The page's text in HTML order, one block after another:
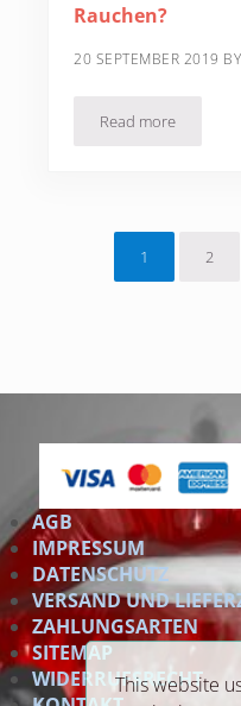
This website
Rauchen?
20 SEPTEMBER 2019 BY
Read moreIst Dampfen
Seite
1 Seite
2
AGB
IMPRESSUM
DATENSCHUTZ
VERSAND UND
ZAHLUNGSARTEN
SITEMAP
WIDERRUFSRECHT